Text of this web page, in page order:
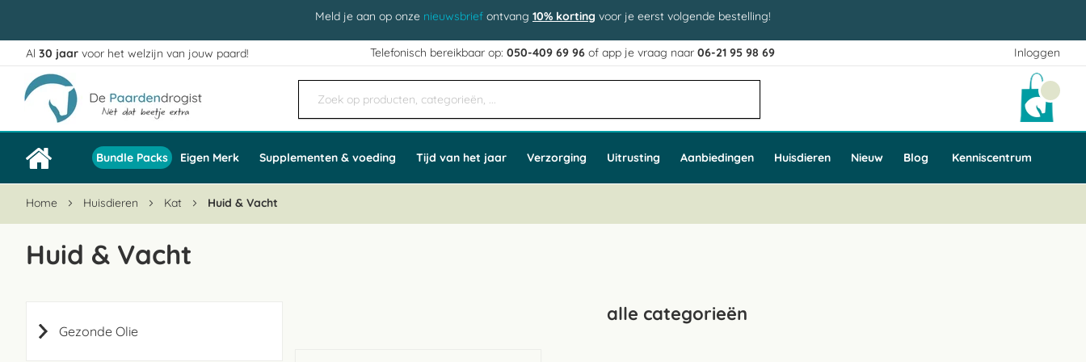
Meld je aan op onze nieuwsbrief ontvang 10% korting voor je eerst volgende bestelling!
Inloggen
Ga
naar
de
inhoud
Al 30 jaar voor het welzijn van jouw paard! Telefonisch bereikbaar op:050-409 69 96 of app je vraag naar06-21 95 98 69
Bundle Packs Eigen Merk Supplementen & voeding Tijd van het jaar Verzorging Uitrusting Aanbiedingen Huisdieren Nieuw Blog Kenniscentrum
Home Huisdieren Kat Huid & Vacht
Huid & Vacht
alle categorieën
Gezonde Olie